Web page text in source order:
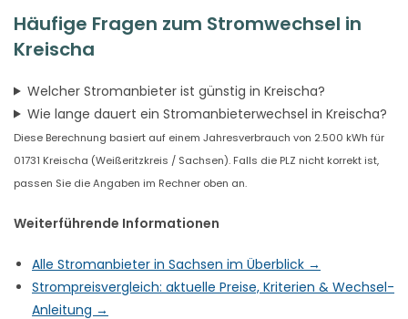
Häufige Fragen zum Stromwechsel in
Kreischa
Welcher Stromanbieter ist günstig in Kreischa?
Wie lange dauert ein Stromanbieterwechsel in Kreischa?
Diese Berechnung basiert auf einem Jahresverbrauch von 2.500 kWh für
01731 Kreischa (Weißeritzkreis / Sachsen). Falls die PLZ nicht korrekt ist,
passen Sie die Angaben im Rechner oben an.
Weiterführende Informationen
Alle Stromanbieter in Sachsen im Überblick →
Strompreisvergleich: aktuelle Preise, Kriterien & Wechsel-
Anleitung →